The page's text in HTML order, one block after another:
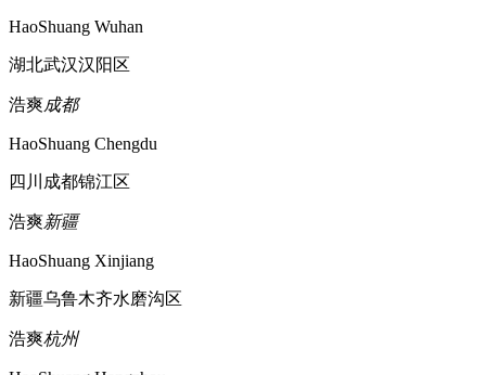
HaoShuang Wuhan
湖北武汉汉阳区
浩爽成都
HaoShuang Chengdu
四川成都锦江区
浩爽新疆
HaoShuang Xinjiang
新疆乌鲁木齐水磨沟区
浩爽杭州